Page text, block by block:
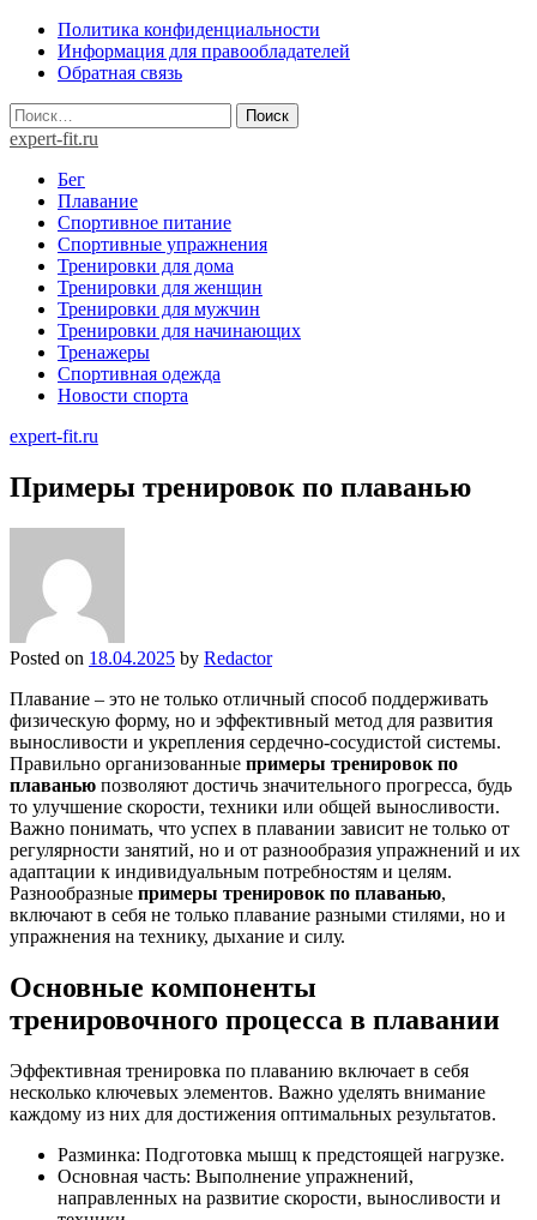
Skip
content
Политика конфиденциальности
Информация для правообладателей
Обратная связь
Найти:
expert-fit.ru
Бег
Плавание
Спортивное питание
Спортивные упражнения
Тренировки для дома
Тренировки для женщин
Тренировки для мужчин
Тренировки для начинающих
Тренажеры
Спортивная одежда
Новости спорта
expert-fit.ru
Примеры тренировок по плаванью
Posted on 18.04.2025 by Redactor
Плавание – это не только отличный способ поддерживать
физическую форму, но и эффективный метод для развития
выносливости и укрепления сердечно-сосудистой системы.
Правильно организованные примеры тренировок по
плаванью позволяют достичь значительного прогресса, будь
то улучшение скорости, техники или общей выносливости.
Важно понимать, что успех в плавании зависит не только от
регулярности занятий, но и от разнообразия упражнений и их
адаптации к индивидуальным потребностям и целям.
Разнообразные примеры тренировок по плаванью,
включают в себя не только плавание разными стилями, но и
упражнения на технику, дыхание и силу.
Основные компоненты
тренировочного процесса в плавании
Эффективная тренировка по плаванию включает в себя
несколько ключевых элементов. Важно уделять внимание
каждому из них для достижения оптимальных результатов.
Разминка: Подготовка мышц к предстоящей нагрузке.
Основная часть: Выполнение упражнений,
направленных на развитие скорости, выносливости и